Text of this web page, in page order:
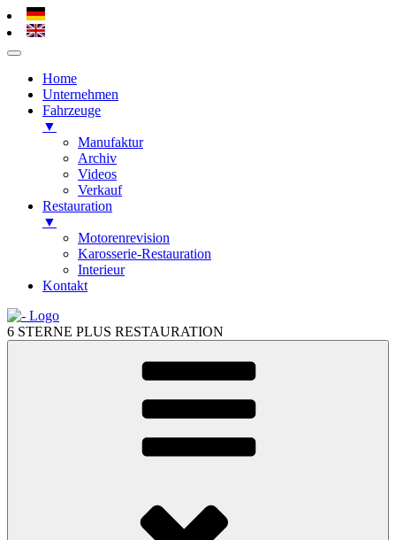
Home
Unternehmen
Fahrzeuge
▼
Manufaktur
Archiv
Videos
Verkauf
Restauration
▼
Motorenrevision
Karosserie-Restauration
Interieur
Kontakt
Zum
Inhalt
springen
6 STERNE PLUS RESTAURATION
Zum